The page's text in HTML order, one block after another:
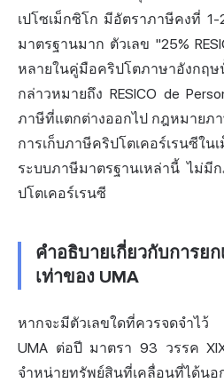
เปโซเม็กซิโก มีอัตราภาษีคงที่ 1-
มาตรฐานมาก ตัวเลข "25%
หลายในคู่มือคริปโตภาษาอังก
กล่าวหมายถึง RESICO de
ภาษีที่แตกต่างออกไป กฎหมายภา
การเก็บภาษีคริปโตเคอร์เรนซีใน
ระบบภาษีมาตรฐานเหล่านี้ ไม่มีก
ปโตเคอร์เรนซี
คำอธิบายเกี่ยวกับการย
เท่าของ UMA
หากจะมีตัวเลขใดที่ควรจดจำไ
UMA ต่อปี มาตรา 93 วรรค
จำหน่ายทรัพย์สินที่เคลื่อนที่ได้น